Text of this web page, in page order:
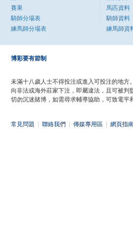
賽果
騎師分場表
練馬師分場表
馬匹資料
騎師資料
練馬師資
博彩要有節制
未滿十八歲人士不得投注或進入可投注的地方。
向非法或海外莊家下注，即屬違法，且可被判
切勿沉迷賭博，如需尋求輔導協助，可致電平
常見問題 聯絡我們 傳媒專用區 網頁指